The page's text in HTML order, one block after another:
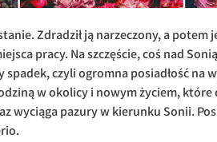
Zdradził ją narzeczony, a potem
pracy. Na szczęście, coś nad
spadek, czyli ogromna posiadłość na
w okolicy i nowym życiem, które
wyciąga pazury w kierunku Sonii.